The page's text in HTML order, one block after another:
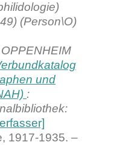
(Person\O)
und
:
1917-1935. –